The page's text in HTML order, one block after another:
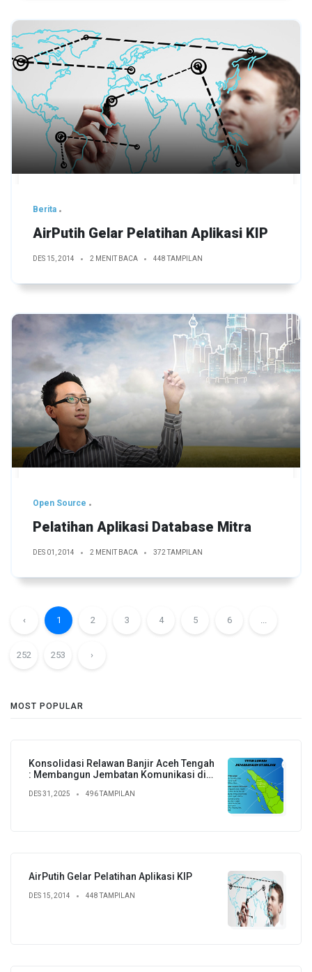
Berita
AirPutih Gelar Pelatihan Aplikasi KIP
DES 15, 2014 2 MENIT BACA 448 TAMPILAN
Open Source
Pelatihan Aplikasi Database Mitra
DES 01, 2014 2 MENIT BACA 372 TAMPILAN
‹ 1 2 3 4 5 6 ...
252 253 ›
MOST POPULAR
Konsolidasi Relawan Banjir Aceh Tengah
: Membangun Jembatan Komunikasi di
DES 31, 2025 496 TAMPILAN
AirPutih Gelar Pelatihan Aplikasi KIP
DES 15, 2014 448 TAMPILAN